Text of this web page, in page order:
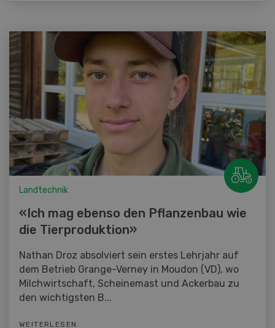
Landtechnik
«Ich mag ebenso den Pflanzenbau wie
die Tierproduktion»
Nathan Droz absolviert sein erstes Lehrjahr auf
dem Betrieb Grange-Verney in Moudon (VD), wo
Milchwirtschaft, Scheinemast und Ackerbau zu
den wichtigsten B...
WEITERLESEN